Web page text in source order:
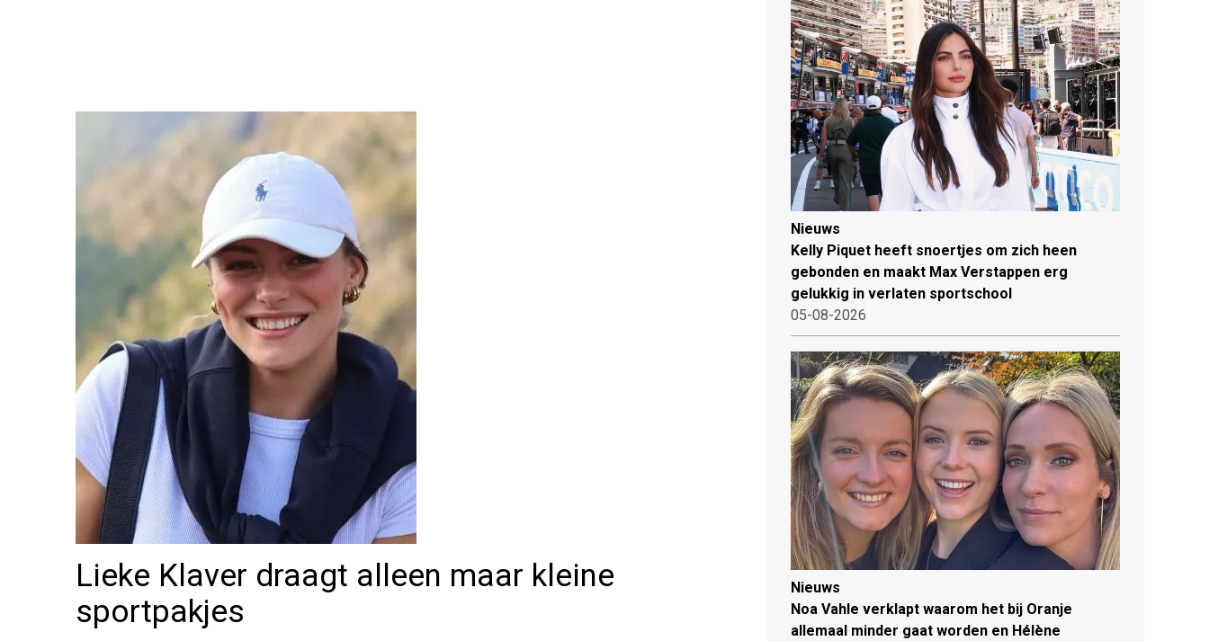
Lieke Klaver draagt alleen maar kleine
sportpakjes
Nieuws
Kelly Piquet heeft snoertjes om zich heen
gebonden en maakt Max Verstappen erg
gelukkig in verlaten sportschool
05-08-2026
Nieuws
Noa Vahle verklapt waarom het bij Oranje
allemaal minder gaat worden en Hélène